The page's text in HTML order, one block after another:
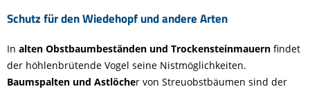
Schutz für den Wiedehopf und andere Arten
In alten Obstbaumbeständen und Trockensteinmauern findet
der höhlenbrütende Vogel seine Nistmöglichkeiten.
Baumspalten und Astlöcher von Streuobstbäumen sind der